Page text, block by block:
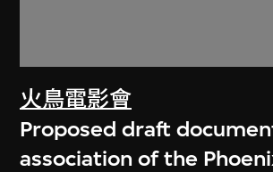
火鳥電影會
Proposed draft
association of the